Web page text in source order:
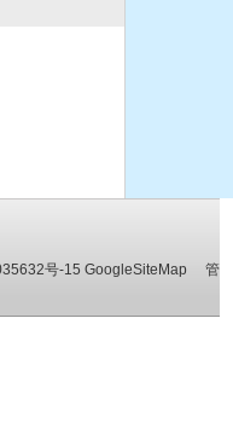
号-15 GoogleSiteMap
管